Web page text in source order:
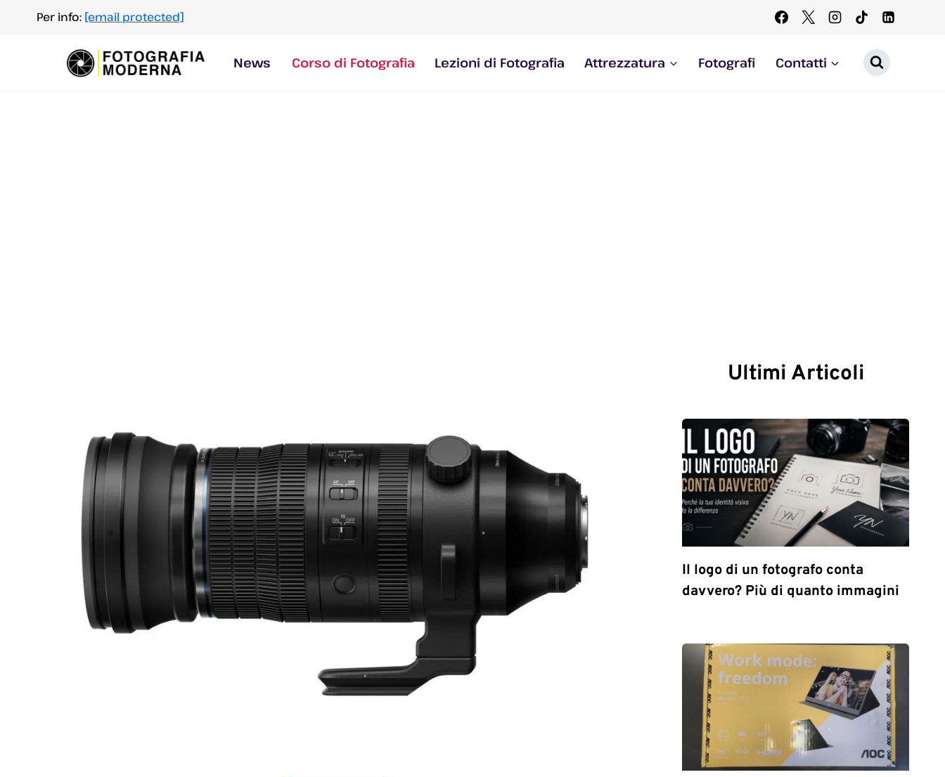
contenuto
Per info: [email protected]
News Corso di Fotografia Lezioni di Fotografia Attrezzatura Fotografi Contatti
Ultimi Articoli
Il logo di un fotografo conta
davvero? Più di quanto immagini